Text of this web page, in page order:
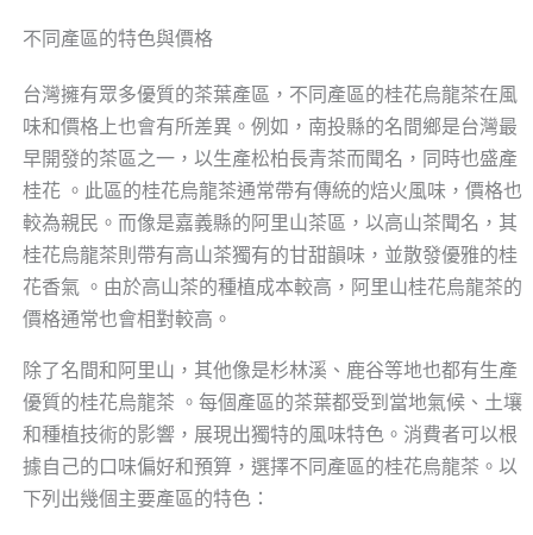
不同產區的特色與價格
台灣擁有眾多優質的茶葉產區，不同產區的桂花烏龍茶在風
味和價格上也會有所差異。例如，南投縣的名間鄉是台灣最
早開發的茶區之一，以生產松柏長青茶而聞名，同時也盛產
桂花 。此區的桂花烏龍茶通常帶有傳統的焙火風味，價格也
較為親民。而像是嘉義縣的阿里山茶區，以高山茶聞名，其
桂花烏龍茶則帶有高山茶獨有的甘甜韻味，並散發優雅的桂
花香氣 。由於高山茶的種植成本較高，阿里山桂花烏龍茶的
價格通常也會相對較高。
除了名間和阿里山，其他像是杉林溪、鹿谷等地也都有生產
優質的桂花烏龍茶 。每個產區的茶葉都受到當地氣候、土壤
和種植技術的影響，展現出獨特的風味特色。消費者可以根
據自己的口味偏好和預算，選擇不同產區的桂花烏龍茶。以
下列出幾個主要產區的特色：